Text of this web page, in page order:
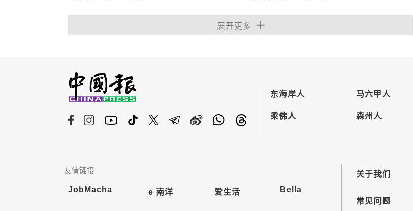
展开更多
东海岸人
柔佛人
马六甲人
森州人
友情链接
JobMacha e 南洋 爱生活 Bella
关于我们
常见问题